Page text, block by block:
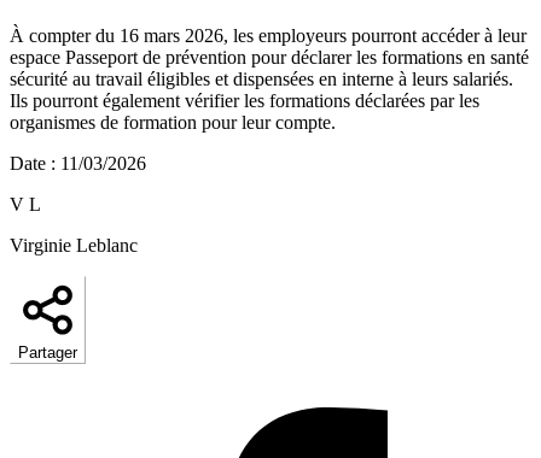
À compter du 16 mars 2026, les employeurs pourront accéder à leur
espace Passeport de prévention pour déclarer les formations en santé
sécurité au travail éligibles et dispensées en interne à leurs salariés.
Ils pourront également vérifier les formations déclarées par les
organismes de formation pour leur compte.
Date : 11/03/2026
V L
Virginie Leblanc
Partager